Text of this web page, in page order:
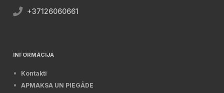
+37126060661
INFORMĀCIJA
Kontakti
APMAKSA UN PIEGĀDE